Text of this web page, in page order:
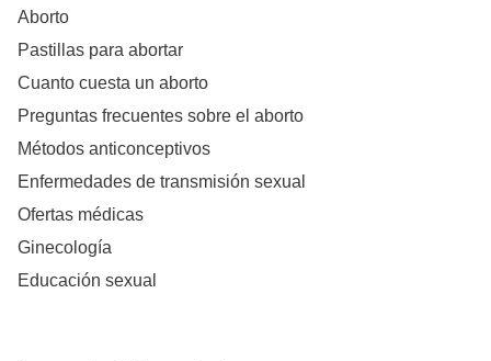
Aborto
Pastillas para abortar
Cuanto cuesta un aborto
Preguntas frecuentes sobre el aborto
Métodos anticonceptivos
Enfermedades de transmisión sexual
Ofertas médicas
Ginecología
Educación sexual